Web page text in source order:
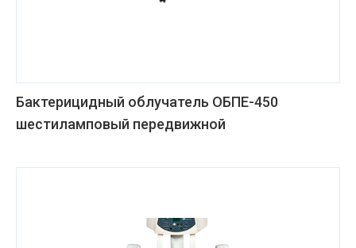
Бактерицидный облучатель ОБПЕ-450
шестиламповый передвижной